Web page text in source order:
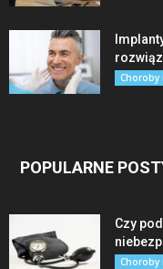
Choroby
POPULARNE
Czy
Choroby